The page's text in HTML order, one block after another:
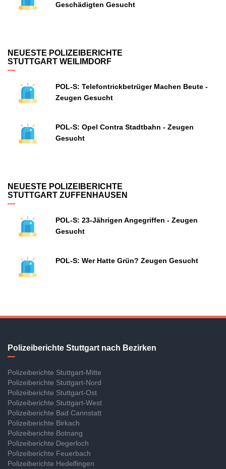
Geschädigten Gesucht
NEUESTE POLIZEIBERICHTE
STUTTGART WEILIMDORF
POL-S: Telefontrickbetrüger Machen Beute -
Zeugen Gesucht
POL-S: Opel Contra Stadtbahn - Zeugen
Gesucht
NEUESTE POLIZEIBERICHTE
STUTTGART ZUFFENHAUSEN
POL-S: 23-Jährigen Angegriffen - Zeugen
Gesucht
POL-S: Wer Hatte Grün? Zeugen Gesucht
Polizeiberichte Stuttgart nach Bezirken
Polizeiberichte Stuttgart-Mitte
Polizeiberichte Stuttgart-Nord
Polizeiberichte Stuttgart-Ost
Polizeiberichte Stuttgart-West
Polizeiberichte Bad Cannstatt
Polizeiberichte Birkach
Polizeiberichte Botnang
Polizeiberichte Degerloch
Polizeiberichte Feuerbach
Polizeiberichte Hedelfingen